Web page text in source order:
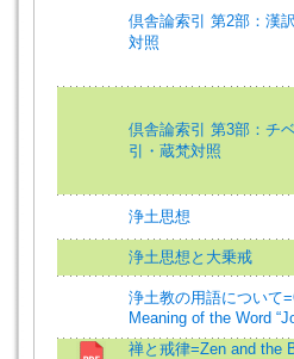
倶舎論索引 第2部：漢
対照
倶舎論索引 第3部：チ
引・蔵梵対照
浄土思想
浄土思想と大乗戒
浄土教の用語について
Meaning of the Word
禅と戒律=Zen and the